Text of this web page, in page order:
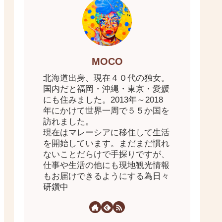
MOCO
北海道出身、現在４０代の独女。
国内だと福岡・沖縄・東京・愛媛
にも住みました。2013年～2018
年にかけて世界一周で５５か国を
訪れました。
現在はマレーシアに移住して生活
を開始しています。まだまだ慣れ
ないことだらけで手探りですが、
仕事や生活の他にも現地観光情報
もお届けできるようにする為日々
研鑽中